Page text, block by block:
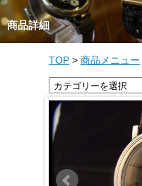
商品詳細
TOP > 商品メニュー